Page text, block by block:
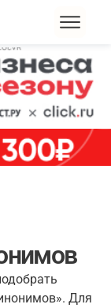
Для